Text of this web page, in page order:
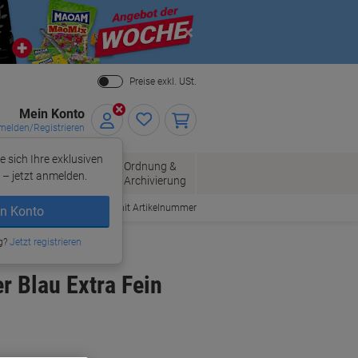
Close
Preise exkl. USt.
Mein Konto
Registrieren
sich Ihre exklusiven
jetzt anmelden.
Konto
Jetzt registrieren
Bürobedarf
Ordnung &
Archivierung
Bestellen mit Artikelnummer
Blau Extra Fein